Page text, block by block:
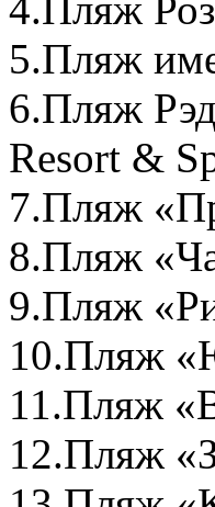
4.Пляж
5.Пляж
6.Пляж
Resort &
7.Пляж
8.Пляж
9.Пляж
10.Пляж
11.Пляж
12.Пляж